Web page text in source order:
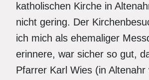
katholischen Kirche in
nicht gering. Der
ich mich als ehemaliger
erinnere, war sicher so gut,
Pfarrer Karl Wies (in Altenahr